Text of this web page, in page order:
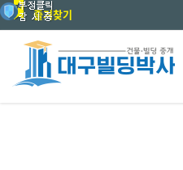
즐겨찾기